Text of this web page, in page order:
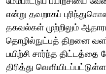
என்று தவறாகப்
தகவல்கள் முற்றிலும்
தொழில்நுட்பத் திறனை
பயிற்சி சார்ந்த திட்டத்தை
திரித்து